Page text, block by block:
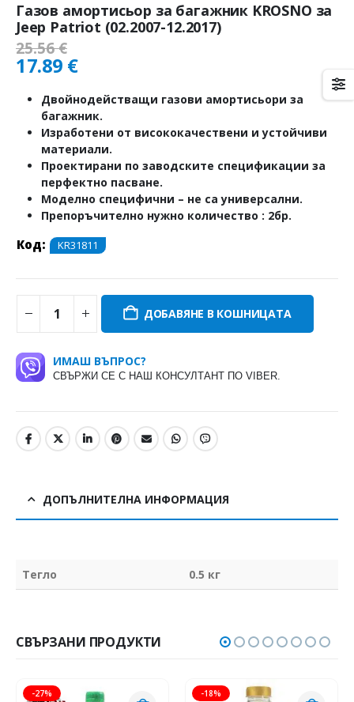
Газов амортисьор за багажник KROSNO за
Jeep Patriot (02.2007-12.2017)
25.56€
17.89 €
Двойнодействащи газови амортисьори за
багажник.
Изработени от висококачествени и устойчиви
материали.
Проектирани по заводските спецификации за
перфектно пасване.
Моделно специфични – не са универсални.
Препоръчително нужно количество : 2бр.
Код: KR31811
ДОБАВЯНЕ В КОШНИЦАТА
ИМАШ ВЪПРОС?
СВЪРЖИ СЕ С НАШ КОНСУЛТАНТ ПО VIBER.
ДОПЪЛНИТЕЛНА ИНФОРМАЦИЯ
Тегло 0.5 кг
СВЪРЗАНИ ПРОДУКТИ
-27% -18%